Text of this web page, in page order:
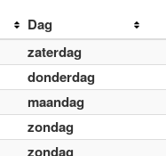
Dag
zaterdag
donderdag
maandag
zondag
zondag